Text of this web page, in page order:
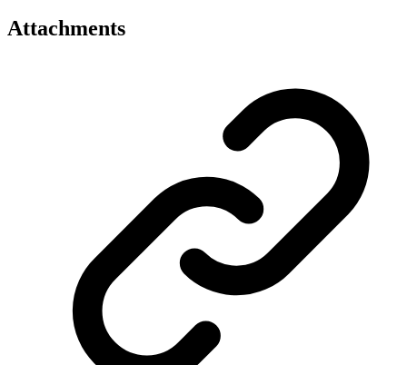
Attachments